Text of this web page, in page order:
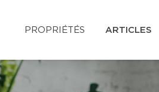
PROPRIÉTÉS ARTICLES